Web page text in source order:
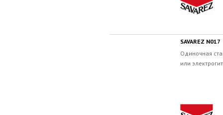
SAVAREZ N017
Одиночная
или